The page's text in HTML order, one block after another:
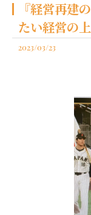
『経営再建
たい経営の
2023/03/23